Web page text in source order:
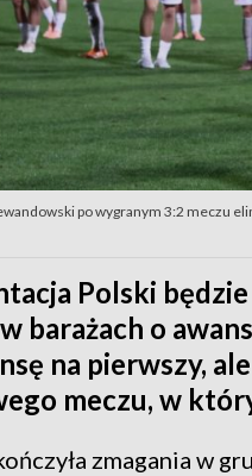
po wygranym 3:2 meczu
Polski
barażach o
na pierwszy,
meczu, w
zmagania w